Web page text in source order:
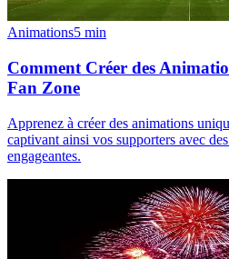
Animations5 min
Comment Créer des
Fan Zone
Apprenez à créer des animations
captivant ainsi vos supporters avec
engageantes.